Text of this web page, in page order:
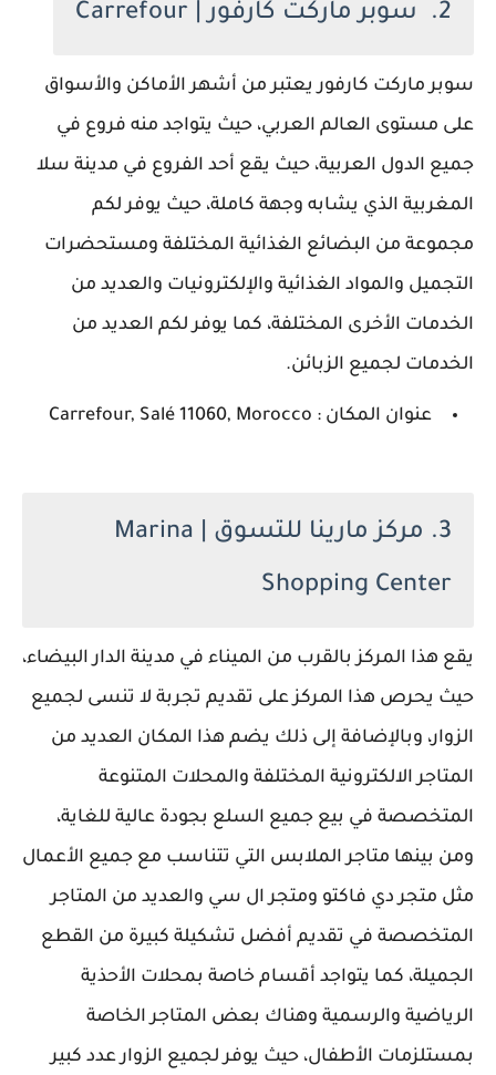
2. سوبر ماركت كارفور | Carrefour
سوبر ماركت كارفور يعتبر من أشهر الأماكن والأسواق
على مستوى العالم العربي، حيث يتواجد منه فروع في
جميع الدول العربية، حيث يقع أحد الفروع في مدينة سلا
المغربية الذي يشابه وجهة كاملة، حيث يوفر لكم
مجموعة من البضائع الغذائية المختلفة ومستحضرات
التجميل والمواد الغذائية والإلكترونيات والعديد من
الخدمات الأخرى المختلفة، كما يوفر لكم العديد من
الخدمات لجميع الزبائن.
عنوان المكان : Carrefour, Salé 11060, Morocco
3. مركز مارينا للتسوق | Marina
Shopping Center
يقع هذا المركز بالقرب من الميناء في مدينة الدار البيضاء،
حيث يحرص هذا المركز على تقديم تجربة لا تنسى لجميع
الزوار، وبالإضافة إلى ذلك يضم هذا المكان العديد من
المتاجر الالكترونية المختلفة والمحلات المتنوعة
المتخصصة في بيع جميع السلع بجودة عالية للغاية،
ومن بينها متاجر الملابس التي تتناسب مع جميع الأعمال
مثل متجر دي فاكتو ومتجر ال سي والعديد من المتاجر
المتخصصة في تقديم أفضل تشكيلة كبيرة من القطع
الجميلة، كما يتواجد أقسام خاصة بمحلات الأحذية
الرياضية والرسمية وهناك بعض المتاجر الخاصة
بمستلزمات الأطفال، حيث يوفر لجميع الزوار عدد كبير